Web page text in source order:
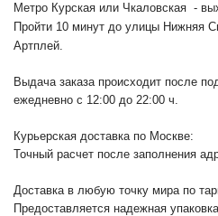
Метро Курская или Чкаловская -
Пройти 10 минут до улицы Нижняя
Артплей.
Выдача заказа происходит после
ежедневно с 12:00 до 22:00 ч.
Курьерская доставка по Москве:
Точный расчет после заполнения
Доставка в любую точку мира по
Предоставляется надежная